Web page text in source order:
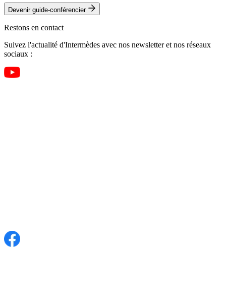
Devenir guide-conférencier
Restons en contact
Suivez l'actualité d'Intermèdes avec nos newsletter et nos réseaux
sociaux :